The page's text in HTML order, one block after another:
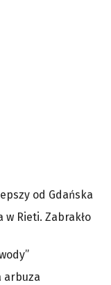
od Gdańska
Rieti. Zabrakło
arbuza